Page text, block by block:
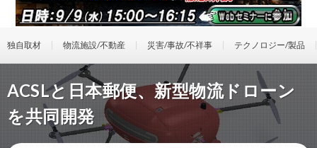
独自取材 物流施設/不動産 災害/事故/不祥事 テクノロジー/製品
ACSLと日本郵便、新型物流ドローン
を共同開発